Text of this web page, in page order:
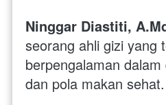
Ninggar Diastiti,
seorang ahli gizi yang
berpengalaman
dan pola makan sehat.